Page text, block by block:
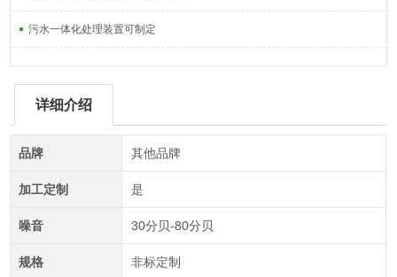
污水一体化处理装置可制定
详细介绍
品牌 其他品牌
加工定制 是
噪音 30分贝-80分贝
规格 非标定制